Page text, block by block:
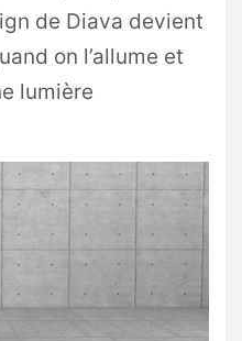
de Diava devient
on l’allume et
lumière